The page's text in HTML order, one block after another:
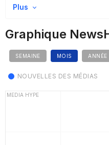
Plus
Graphique
SEMAINE MOIS ANNÉE
NOUVELLES DES MÉDIAS